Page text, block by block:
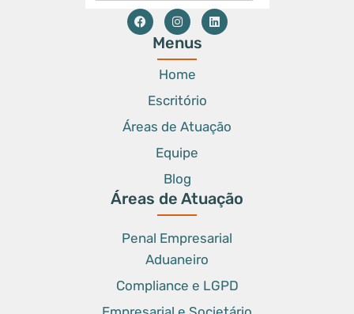
Menus
Home
Escritório
Áreas de Atuação
Equipe
Blog
Áreas de Atuação
Penal Empresarial
Aduaneiro
Compliance e LGPD